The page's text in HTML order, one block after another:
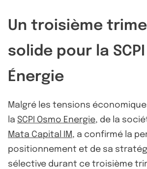
Un troisième
solide pour la
Énergie
Malgré les tensions
la SCPI Osmo Energie, de la
Mata Capital IM, a confirmé la
positionnement et de sa
sélective durant ce troisième